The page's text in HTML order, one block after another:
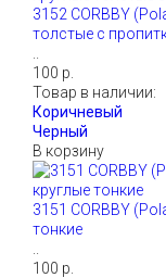
3152 CORBBY
толстые с
100 р.
Товар в наличии:
В корзину
3151 CORBBY
тонкие
100 р.